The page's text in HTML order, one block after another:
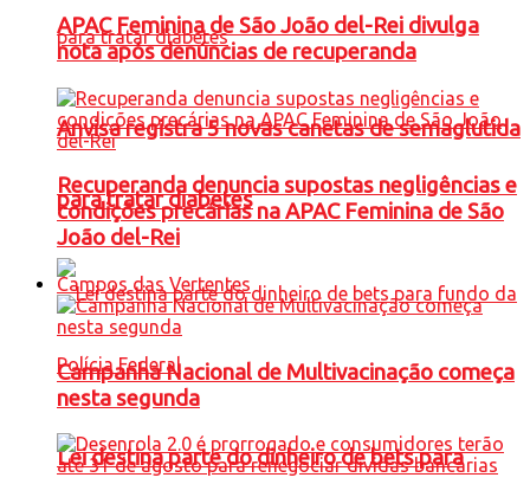
Anvisa registra 5 novas canetas de semaglutida
para tratar diabetes
Lei destina parte do dinheiro de bets para
APAC Feminina de São João del-Rei divulga
nota após denúncias de recuperanda
Recuperanda denuncia supostas negligências e
condições precárias na APAC Feminina de São
João del-Rei
Campos das Vertentes
Campanha Nacional de Multivacinação começa
nesta segunda